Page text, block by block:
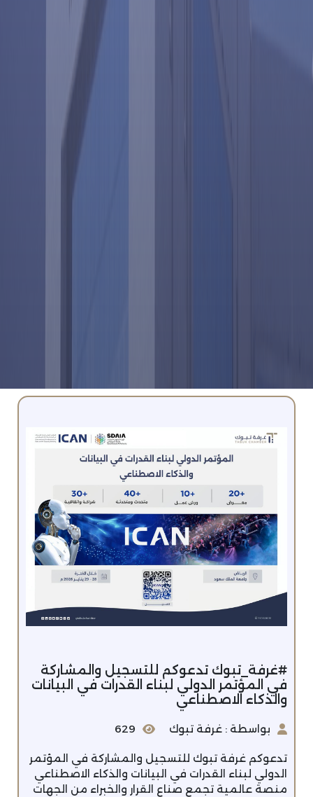
#غرفة_تبوك تدعوكم للتسجيل والمشاركة
في المؤتمر الدولي لبناء القدرات في البيانات
والذكاء الاصطناعي
بواسطة : غرفة تبوك 629
تدعوكم غرفة تبوك للتسجيل والمشاركة في المؤتمر
الدولي لبناء القدرات في البيانات والذكاء الاصطناعي
منصة عالمية تجمع صناع القرار والخبراء من الجهات